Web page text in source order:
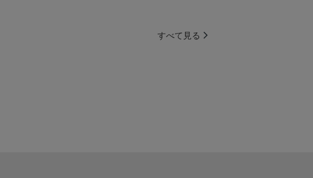
すべて見る